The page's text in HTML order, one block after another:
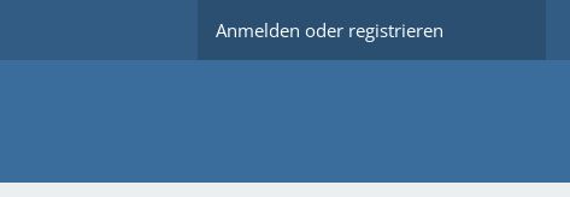
Anmelden oder registrieren